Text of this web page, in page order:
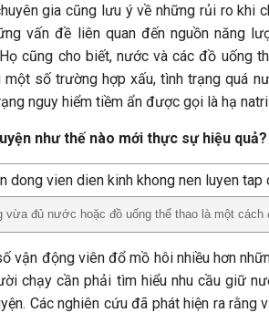
gia cũng lưu ý về những rủi ro khi
vấn đề liên quan đến nguồn năng
cũng cho biết, nước và các đồ uống
một số trường hợp xấu, tình trạng quá
nguy hiểm tiềm ẩn được gọi là hạ natri
như thế nào mới thực sự hiệu quả?
vừa đủ nước hoặc đồ uống thể thao là một cách
vận động viên đổ mồ hôi nhiều hơn
chạy cần phải tìm hiểu nhu cầu giữ
Các nghiên cứu đã phát hiện ra